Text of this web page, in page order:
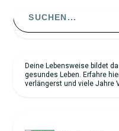
Deine Lebensweise bildet
gesundes Leben. Erfahre
verlängerst und viele Jahre